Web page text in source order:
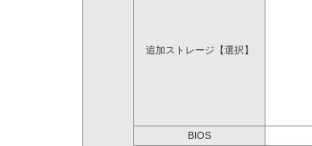
追加ストレージ【選択】
BIOS